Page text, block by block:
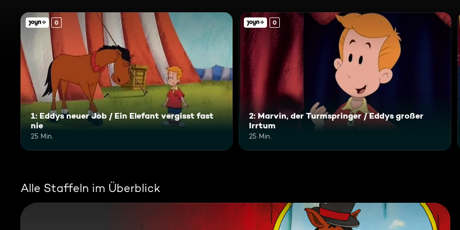
0
1: Eddys neuer Job / Ein Elefant vergisst fast
nie
25 Min.
0
2: Marvin, der Turmspringer / Eddys großer
Irrtum
25 Min.
Alle Staffeln im Überblick